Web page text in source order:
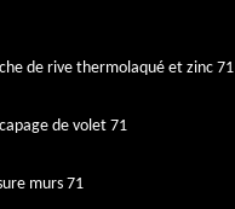
de rive thermolaqué et zinc 71
de volet 71
murs 71